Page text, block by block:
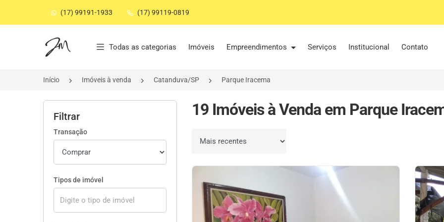
(17) 99191-1933 (17) 99119-0819
Página inicial
Todas as categorias Imóveis Empreendimentos Serviços Institucional Contato
Início Imóveis à venda Catanduva/SP Parque Iracema
Filtrar
Transação
Tipos de imóvel
19 Imóveis à Venda em Parque
Ordenar por